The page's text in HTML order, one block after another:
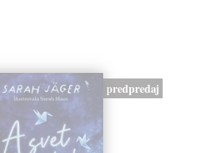
predpredaj